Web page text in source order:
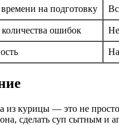
на подготовку
ошибок
из курицы — это не
сделать суп сытным и